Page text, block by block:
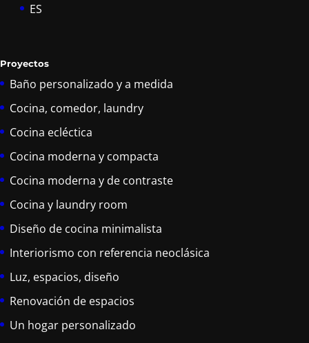
ES
Proyectos
Baño personalizado y a medida
Cocina, comedor, laundry
Cocina ecléctica
Cocina moderna y compacta
Cocina moderna y de contraste
Cocina y laundry room
Diseño de cocina minimalista
Interiorismo con referencia neoclásica
Luz, espacios, diseño
Renovación de espacios
Un hogar personalizado